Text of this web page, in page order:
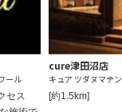
ール
セス
cure津田沼店
キュア ツダヌマテン
[約1.5km]